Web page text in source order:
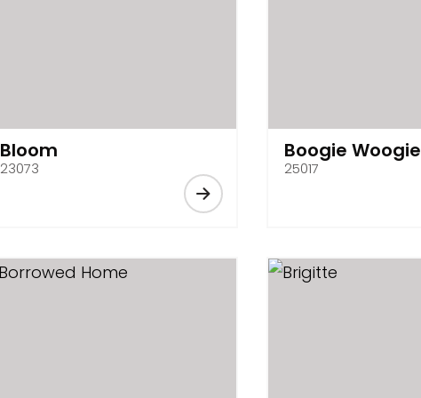
Bloom
23073
Boogie Woogie
25017